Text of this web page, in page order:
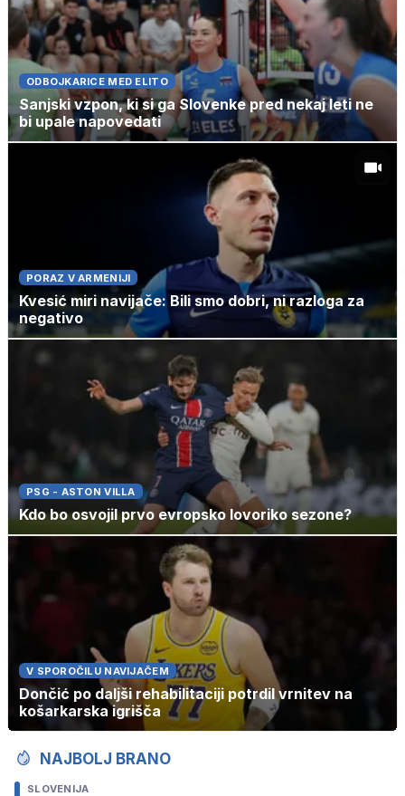
ODBOJKARICE MED ELITO
Sanjski vzpon, ki si ga Slovenke pred nekaj leti ne
bi upale napovedati
PORAZ V ARMENIJI
Kvesić miri navijače: Bili smo dobri, ni razloga za
negativo
PSG - ASTON VILLA
Kdo bo osvojil prvo evropsko lovoriko sezone?
V SPOROČILU NAVIJAČEM
Dončić po daljši rehabilitaciji potrdil vrnitev na
košarkarska igrišča
NAJBOLJ BRANO
SLOVENIJA